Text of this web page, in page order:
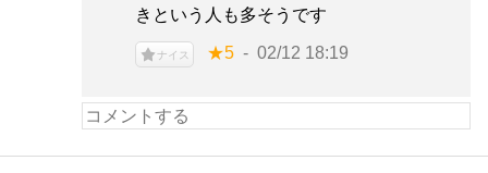
きという人も多そうです
ナイス ★5 02/12 18:19